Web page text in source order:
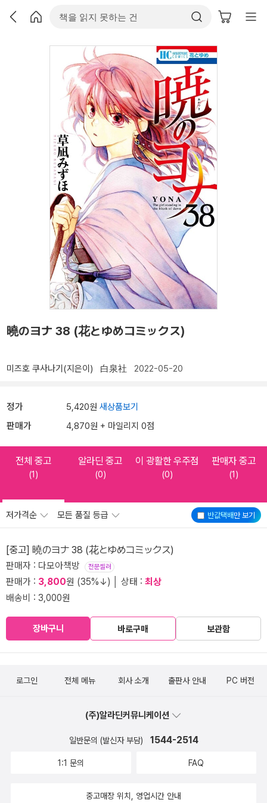
曉のヨナ 38 (花とゆめコミックス)
미즈호 쿠사나기(지은이) 白泉社 2022-05-20
정가 5,420원 새상품보기
판매가 4,870원 + 마일리지 0점
전체 중고
(1)
알라딘 중고
(0)
이 광활한 우주점
(0)
판매자 중고
(1)
반값택배만 보기
저가격순 모든 품질 등급
[중고] 曉のヨナ 38 (花とゆめコミックス)
판매자 : 다모아책방 전문셀러
판매가 : 3,800원 (35%↓) │ 상태 : 최상
배송비 : 3,000원
장바구니 바로구매 보관함
로그인 전체 메뉴 회사 소개 출판사 안내 PC 버전
(주)알라딘커뮤니케이션
일반문의 (발신자 부담) 1544-2514
1:1 문의 FAQ
중고매장 위치, 영업시간 안내